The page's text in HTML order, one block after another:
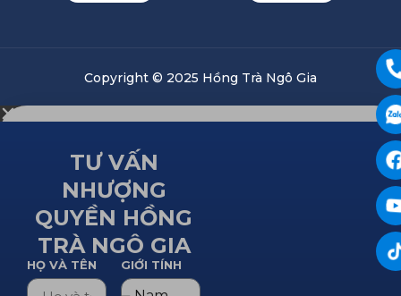
Copyright © 2025 Hồng Trà Ngô Gia